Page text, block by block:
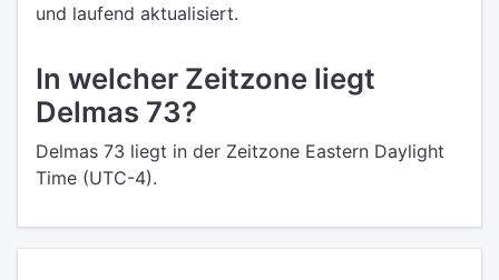
und laufend aktualisiert.
In welcher Zeitzone liegt
Delmas 73?
Delmas 73 liegt in der Zeitzone Eastern Daylight
Time (UTC-4).